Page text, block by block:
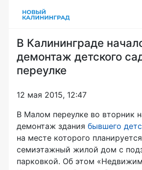
В Калининграде
демонтаж детского
переулке
12 мая 2015, 12:47
В Малом переулке во вторник
демонтаж здания бывшего
на месте которого
семиэтажный жилой дом с
парковкой. Об этом